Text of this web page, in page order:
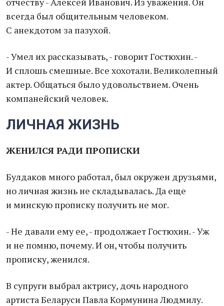
всегда был общительным человеком.
С анекдотом за пазухой.
- Умел их рассказывать, - говорит Гостюхин. -
И сплошь смешные. Все хохотали. Великолепный
актер. Общаться было удовольствием. Очень
компанейский человек.
ЛИЧНАЯ ЖИЗНЬ
ЖЕНИЛСЯ РАДИ ПРОПИСКИ
Булдаков много работал, был окружен друзьями,
но личная жизнь не складывалась. Да еще
и минскую прописку получить не мог.
- Не давали ему ее, - продолжает Гостюхин. - Уж
и не помню, почему. И он, чтобы получить
прописку, женился.
В супруги выбрал актрису, дочь народного
артиста Беларуси Павла Кормунина Людмилу.